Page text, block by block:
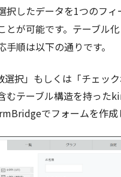
択したデータを1つのフィ
とが可能です。テーブル
手順は以下の通りです。
択」もしくは「チェック
むテーブル構造を持った
でフォームを作成